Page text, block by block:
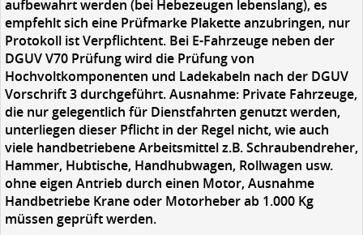
aufbewahrt werden (bei Hebezeugen lebenslang), es
empfehlt sich eine Prüfmarke Plakette anzubringen, nur
Protokoll ist Verpflichtent. Bei E-Fahrzeuge neben der
DGUV V70 Prüfung wird die Prüfung von
Hochvoltkomponenten und Ladekabeln nach der DGUV
Vorschrift 3 durchgeführt. Ausnahme: Private Fahrzeuge,
die nur gelegentlich für Dienstfahrten genutzt werden,
unterliegen dieser Pflicht in der Regel nicht, wie auch
viele handbetriebene Arbeitsmittel z.B. Schraubendreher,
Hammer, Hubtische, Handhubwagen, Rollwagen usw.
ohne eigen Antrieb durch einen Motor, Ausnahme
Handbetriebe Krane oder Motorheber ab 1.000 Kg
müssen geprüft werden.